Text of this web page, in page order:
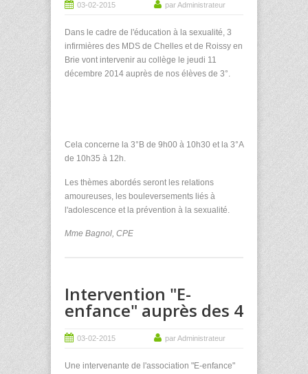
03-02-2015 par Administrateur
Dans le cadre de l'éducation à la sexualité, 3
infirmières des MDS de Chelles et de Roissy en
Brie vont intervenir au collège le jeudi 11
décembre 2014 auprès de nos élèves de 3°.
Cela concerne la 3°B de 9h00 à 10h30 et la 3°A
de 10h35 à 12h.
Les thèmes abordés seront les relations
amoureuses, les bouleversements liés à
l'adolescence et la prévention à la sexualité.
Mme Bagnol, CPE
Intervention "E-
enfance" auprès des 4
03-02-2015 par Administrateur
Une intervenante de l'association "E-enfance"